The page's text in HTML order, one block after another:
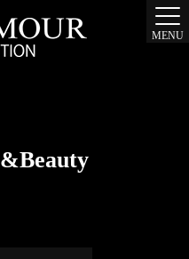
MENU